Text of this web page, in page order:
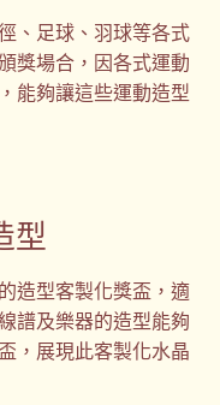
、足球、羽球等各式
獎場合，因各式運動
能夠讓這些運動造型
型
造型客製化獎盃，適
譜及樂器的造型能夠
，展現此客製化水晶